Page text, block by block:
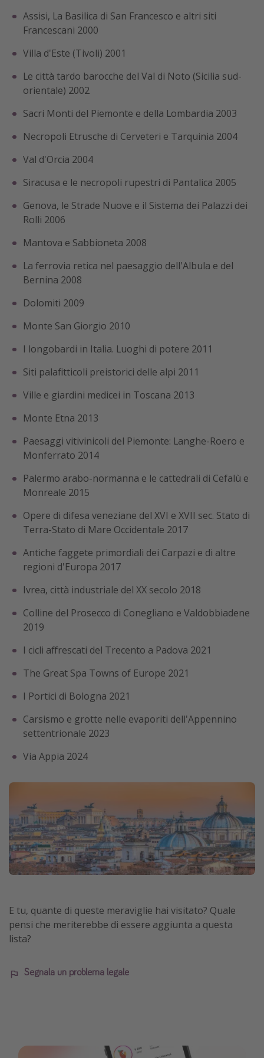
Assisi, La Basilica di San Francesco e altri siti
Francescani 2000
Villa d'Este (Tivoli) 2001
Le città tardo barocche del Val di Noto (Sicilia sud-
orientale) 2002
Sacri Monti del Piemonte e della Lombardia 2003
Necropoli Etrusche di Cerveteri e Tarquinia 2004
Val d'Orcia 2004
Siracusa e le necropoli rupestri di Pantalica 2005
Genova, le Strade Nuove e il Sistema dei Palazzi dei
Rolli 2006
Mantova e Sabbioneta 2008
La ferrovia retica nel paesaggio dell'Albula e del
Bernina 2008
Dolomiti 2009
Monte San Giorgio 2010
I longobardi in Italia. Luoghi di potere 2011
Siti palafitticoli preistorici delle alpi 2011
Ville e giardini medicei in Toscana 2013
Monte Etna 2013
Paesaggi vitivinicoli del Piemonte: Langhe-Roero e
Monferrato 2014
Palermo arabo-normanna e le cattedrali di Cefalù e
Monreale 2015
Opere di difesa veneziane del XVI e XVII sec. Stato di
Terra-Stato di Mare Occidentale 2017
Antiche faggete primordiali dei Carpazi e di altre
regioni d'Europa 2017
Ivrea, città industriale del XX secolo 2018
Colline del Prosecco di Conegliano e Valdobbiadene
2019
I cicli affrescati del Trecento a Padova 2021
The Great Spa Towns of Europe 2021
I Portici di Bologna 2021
Carsismo e grotte nelle evaporiti dell'Appennino
settentrionale 2023
Via Appia 2024
E tu, quante di queste meraviglie hai visitato? Quale
pensi che meriterebbe di essere aggiunta a questa
lista?
Segnala un problema legale